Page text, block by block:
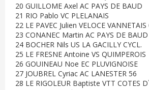
20 GUILLOME Axel AC PAYS DE BAUD
21 RIO Pablo VC PLELANAIS
22 LE PAVEC Julien VELOCE VANNETAIS
23 CONANEC Martin AC PAYS DE BAUD
24 BOCHER Nils US LA GACILLY CYCL.
25 LE FRESNE Antoine VS QUIMPEROIS
26 GOUINEAU Noe EC PLUVIGNOISE
27 JOUBREL Cyriac AC LANESTER 56
28 LE RIGOLEUR Baptiste VTT COTES